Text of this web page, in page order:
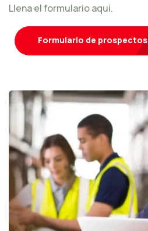
Llena el formulario aqui.
Formulario de prospectos